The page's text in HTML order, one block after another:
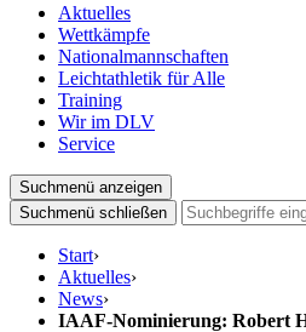
Aktuelles
Wettkämpfe
Nationalmannschaften
Leichtathletik für Alle
Training
Wir im DLV
Service
Suchmenü anzeigen
Suchmenü schließen
Start›
Aktuelles›
News›
IAAF-Nominierung: Robert